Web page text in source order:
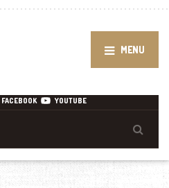
MENU
FACEBOOK YOUTUBE